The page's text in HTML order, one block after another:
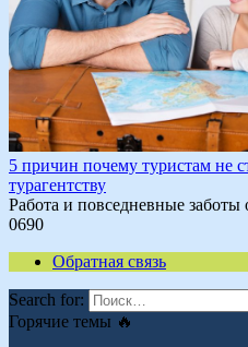
5 причин почему туристам не
турагентству
Работа и повседневные
0690
Обратная связь
Search for:
Горячие темы 🔥